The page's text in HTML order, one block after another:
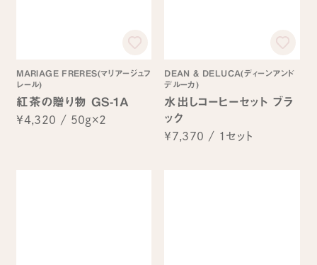
MARIAGE FRERES(マリアージュフ
レール)
紅茶の贈り物 GS-1A
¥4,320 / 50g×2
DEAN & DELUCA(ディーンアンド
デルーカ)
水出しコーヒーセット ブラ
ック
¥7,370 / 1セット